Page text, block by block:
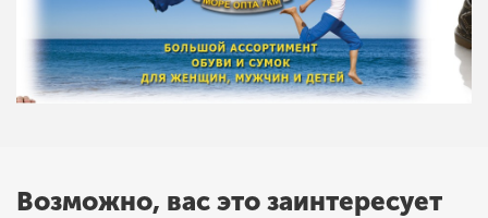
Возможно, вас это заинтересует